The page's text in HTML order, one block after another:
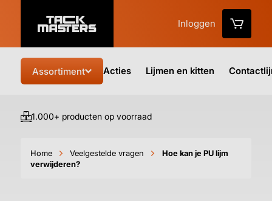
Inloggen
Assortiment Acties Lijmen en kitten
1.000+ producten op voorraad
Home Veelgestelde vragen
Hoe kan je PU lijm
verwijderen?